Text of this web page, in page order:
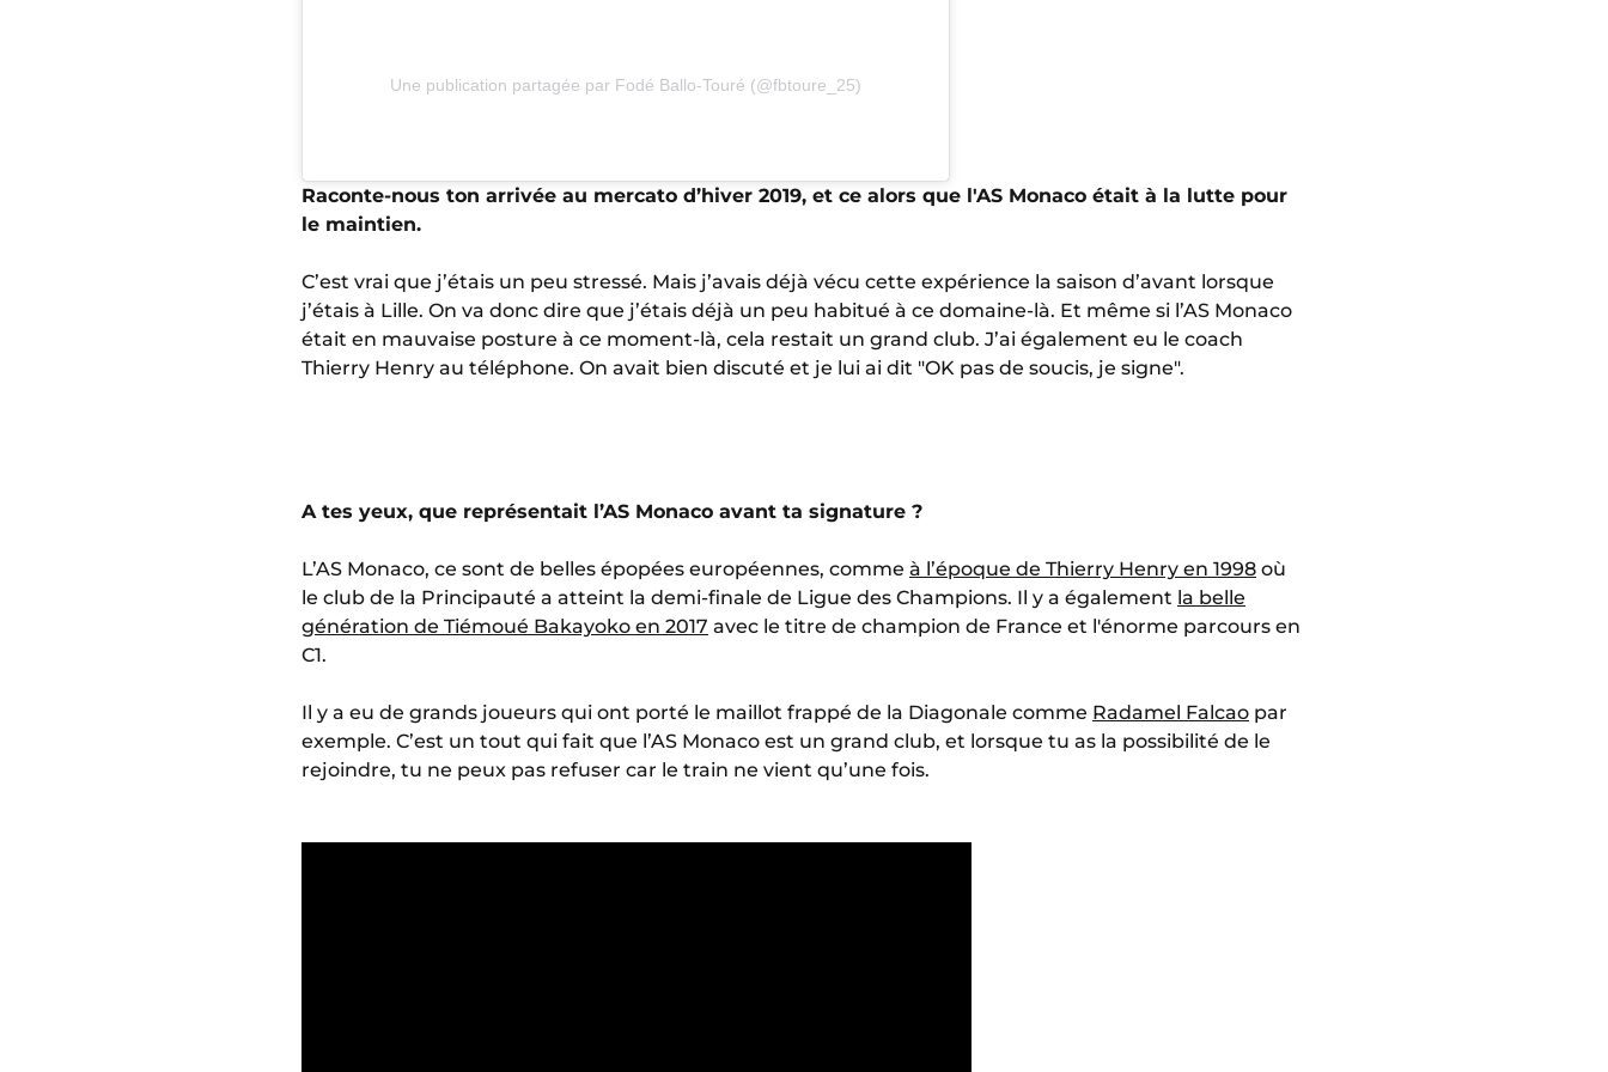
Une publication partagée par Fodé Ballo-Touré (@fbtoure_25)
Raconte-nous ton arrivée au mercato d’hiver 2019, et ce alors que l'AS Monaco était à la lutte pour
le maintien.
C’est vrai que j’étais un peu stressé. Mais j’avais déjà vécu cette expérience la saison d’avant lorsque
j’étais à Lille. On va donc dire que j’étais déjà un peu habitué à ce domaine-là. Et même si l’AS Monaco
était en mauvaise posture à ce moment-là, cela restait un grand club. J’ai également eu le coach
Thierry Henry au téléphone. On avait bien discuté et je lui ai dit "OK pas de soucis, je signe".
A tes yeux, que représentait l’AS Monaco avant ta signature ?
L’AS Monaco, ce sont de belles épopées européennes, comme à l’époque de Thierry Henry en 1998 où
le club de la Principauté a atteint la demi-finale de Ligue des Champions. Il y a également la belle
génération de Tiémoué Bakayoko en 2017 avec le titre de champion de France et l'énorme parcours en
C1.
Il y a eu de grands joueurs qui ont porté le maillot frappé de la Diagonale comme Radamel Falcao par
exemple. C’est un tout qui fait que l’AS Monaco est un grand club, et lorsque tu as la possibilité de le
rejoindre, tu ne peux pas refuser car le train ne vient qu’une fois.